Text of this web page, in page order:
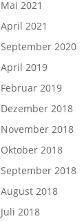
Mai 2021
April 2021
September 2020
April 2019
Februar 2019
Dezember 2018
November 2018
Oktober 2018
September 2018
August 2018
Juli 2018